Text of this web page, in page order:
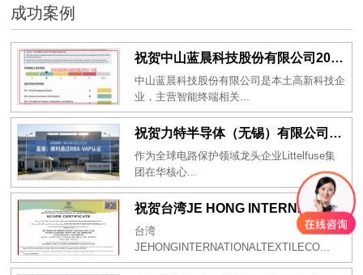
成功案例
祝贺中山蓝晨科技股份有限公司2026年一次性成功通过BSCI验厂-B级
中山蓝晨科技股份有限公司是本土高新科技企
业，主营智能终端相关...
祝贺力特半导体（无锡）有限公司2026年一次性成功通过RBA-VAP认证审核并取得170.2分
作为全球电路保护领域龙头企业Littelfuse集
团在华核心...
祝贺台湾JE HONG INTERNATIONAL TEXTILE CO., LTD 2026年一次性成功通过GRS认证
台湾
JEHONGINTERNATIONALTEXTILECO...